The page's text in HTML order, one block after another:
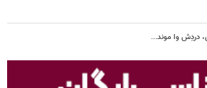
دردِش وا موند...